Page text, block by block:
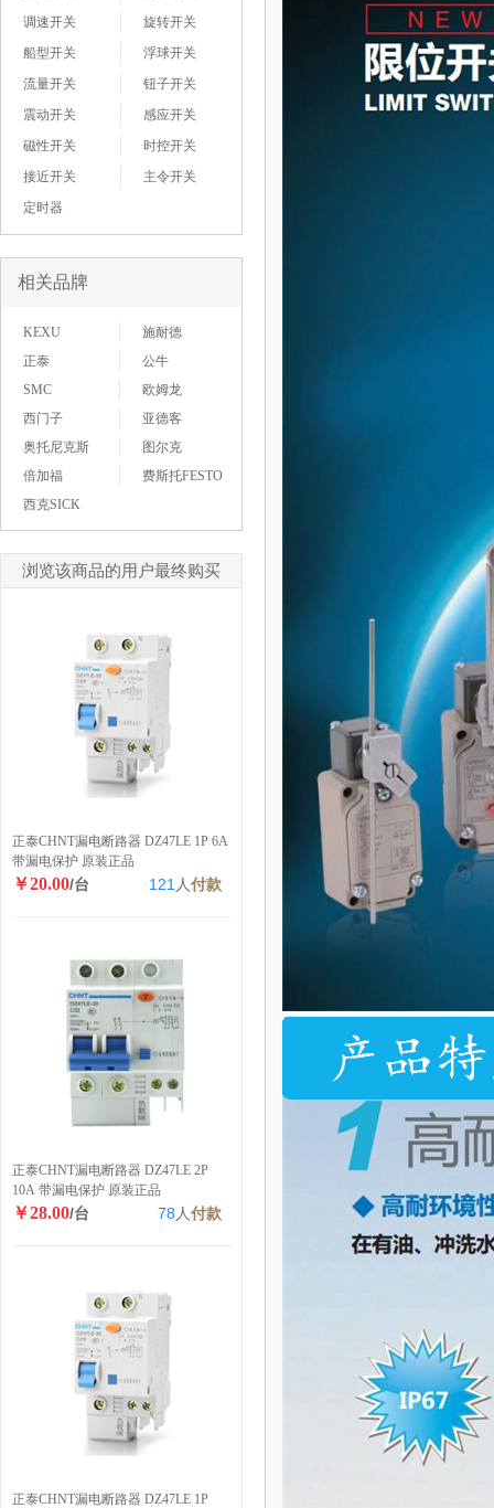
调速开关
旋转开关
船型开关
浮球开关
流量开关
钮子开关
震动开关
感应开关
磁性开关
时控开关
接近开关
主令开关
定时器
相关品牌
KEXU
施耐德
正泰
公牛
SMC
欧姆龙
西门子
亚德客
奥托尼克斯
图尔克
倍加福
费斯托FESTO
西克SICK
浏览该商品的用户最终购买
正泰CHNT漏电断路器 DZ47LE 1P 6A
带漏电保护 原装正品
￥20.00/台 121 人付款
正泰CHNT漏电断路器 DZ47LE 2P
10A 带漏电保护 原装正品
￥28.00/台 78 人付款
正泰CHNT漏电断路器 DZ47LE 1P